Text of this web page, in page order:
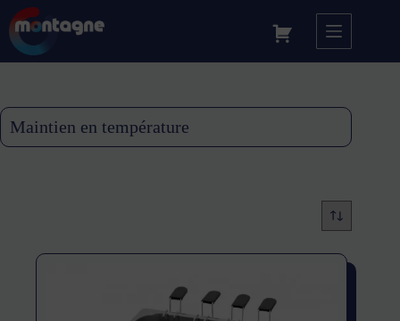
Maintien en température